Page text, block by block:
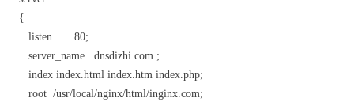
{
listen 80;
server_name .dnsdizhi.com ;
index index.html index.htm index.php;
root /usr/local/nginx/html/inginx.com;